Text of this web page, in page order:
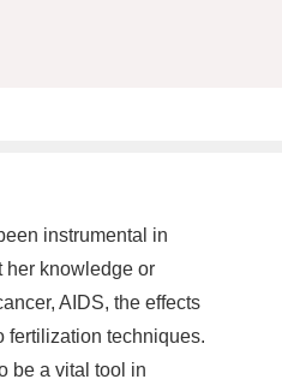
instrumental in
her knowledge or
AIDS, the effects
fertilization techniques.
be a vital tool in